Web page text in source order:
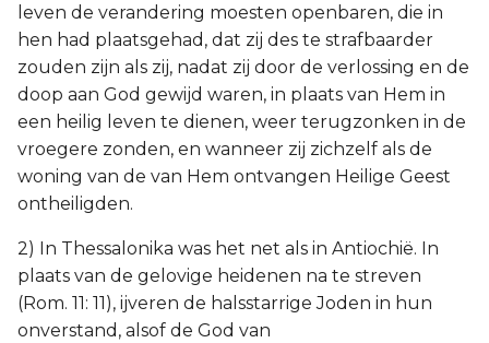
leven de verandering moesten openbaren, die in
hen had plaatsgehad, dat zij des te strafbaarder
zouden zijn als zij, nadat zij door de verlossing en de
doop aan God gewijd waren, in plaats van Hem in
een heilig leven te dienen, weer terugzonken in de
vroegere zonden, en wanneer zij zichzelf als de
woning van de van Hem ontvangen Heilige Geest
ontheiligden.
2) In Thessalonika was het net als in Antiochië. In
plaats van de gelovige heidenen na te streven
(Rom. 11: 11), ijveren de halsstarrige Joden in hun
onverstand, alsof de God van